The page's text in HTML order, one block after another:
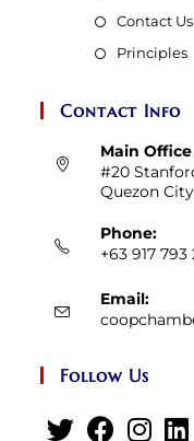
Contact Us
Principles
Contact Info
Main
#20
Quezon
Phone:
+63 917 793
Email:
Follow Us